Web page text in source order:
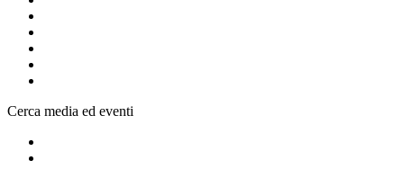
Cerca media ed eventi